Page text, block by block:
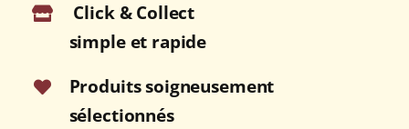
Click & Collect
simple et rapide
Produits soigneusement
sélectionnés